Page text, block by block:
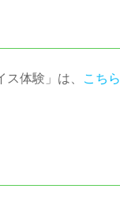
体験」は、 こちら